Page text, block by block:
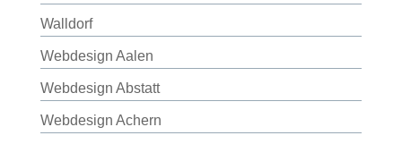
Walldorf
Webdesign Aalen
Webdesign Abstatt
Webdesign Achern